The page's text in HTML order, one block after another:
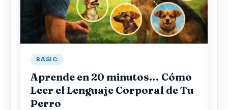
BASIC
Aprende en 20 minutos… Cómo
Leer el Lenguaje Corporal de Tu
Perro